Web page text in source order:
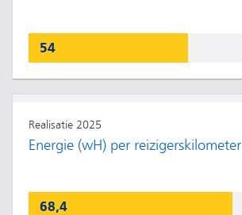
54
Realisatie 2025
Energie (wH) per reizigerskilometer
68,4